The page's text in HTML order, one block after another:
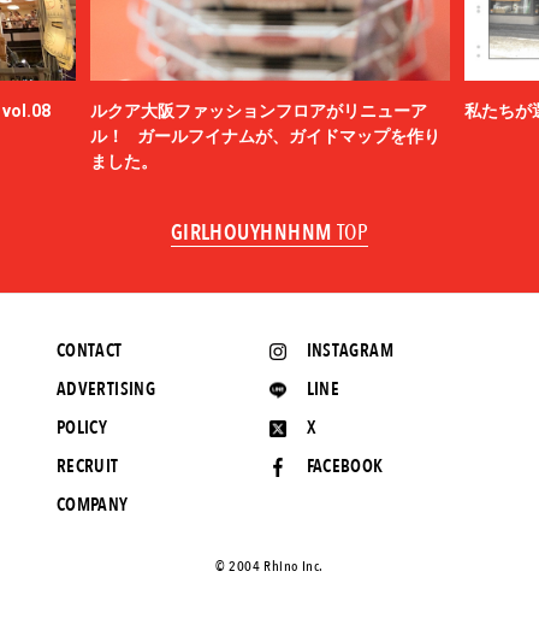
vol.08
ルクア大阪ファッションフロアがリニューア
ル！ ガールフイナムが、ガイドマップを作り
ました。
私たちが
GIRLHOUYHNHNM TOP
INSTAGRAM
LINE
X
FACEBOOK
CONTACT
ADVERTISING
POLICY
RECRUIT
COMPANY
©️ 2004 Rhino Inc.